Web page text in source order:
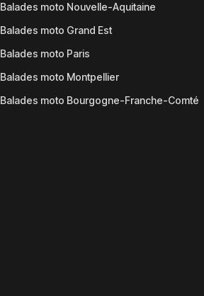
Balades moto Nouvelle-Aquitaine
Balades moto Grand Est
Balades moto Paris
Balades moto Montpellier
Balades moto Bourgogne-Franche-Comté